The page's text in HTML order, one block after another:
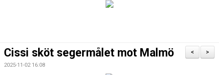
KALENDER
>
<
Cissi sköt segermålet mot Malmö
2025-11-02 16:08